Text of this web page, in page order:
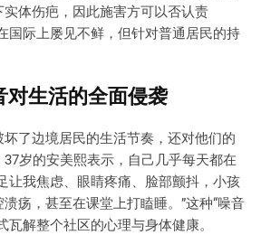
体伤疤，因此施害方可以否认责
国际上屡见不鲜，但针对普通居民的持
对生活的全面侵袭
了边境居民的生活节奏，还对他们的
岁的安美熙表示，自己几乎每天都在
让我焦虑、眼睛疼痛、脸部颤抖，小孩
疡，甚至在课堂上打瞌睡。”这种“噪音
瓦解整个社区的心理与身体健康。